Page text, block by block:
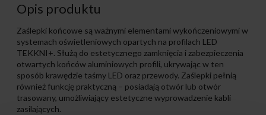
Opis produktu
Zaślepki końcowe są ważnymi elementami wykończeniowymi w
systemach oświetleniowych opartych na profilach LED
TEKKNI+. Służą do estetycznego zamknięcia i zabezpieczenia
otwartych końców aluminiowych profili, ukrywając w ten
sposób krawędzie taśmy LED oraz przewody. Zaślepki pełnią
również funkcję praktyczną – posiadają otwór lub otwór
trasowany, umożliwiający estetyczne wyprowadzenie kabli
zasilających.